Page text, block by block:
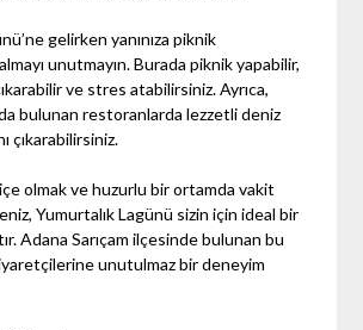
gelirken yanınıza piknik
unutmayın. Burada piknik yapabilir,
ve stres atabilirsiniz. Ayrıca,
bulunan restoranlarda lezzetli deniz
çıkarabilirsiniz.
olmak ve huzurlu bir ortamda vakit
Yumurtalık Lagünü sizin için ideal bir
Adana Sarıçam ilçesinde bulunan bu
unutulmaz bir deneyim